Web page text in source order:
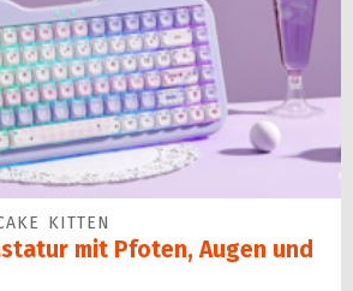
KITTEN
mit Pfoten, Augen und